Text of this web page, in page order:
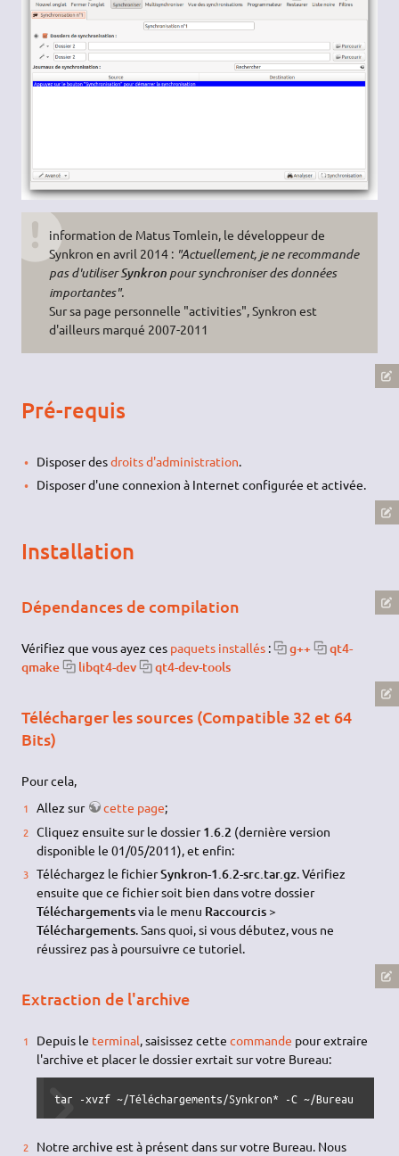
information de Matus Tomlein, le développeur de
Synkron en avril 2014 : "Actuellement, je ne recommande
pas d'utiliserSynkronpour synchroniser des données
importantes".
Sur sa page personnelle "activities", Synkron est
d'ailleurs marqué 2007-2011
Pré-requis
Disposer desdroits d'administration
Disposer d'une connexion à Internet configurée et activée.
Installation
Dépendances de compilation
Vérifiez que vous ayez ces paquets installés : g++
qt4-
qmake
libqt4-dev qt4-dev-tools
Télécharger les sources (Compatible 32 et 64
Bits)
Pour cela,
Allez sur
cette page;
Cliquez ensuite sur le dossier1.6.2 (dernière version
disponible le 01/05/2011), et enfin:
Téléchargez le fichierSynkron-1.6.2-src.tar.gz. Vérifiez
ensuite que ce fichier soit bien dans votre dossier
Téléchargementsvia le menu Raccourcis >
Téléchargements. Sans quoi, si vous débutez, vous ne
réussirez pas à poursuivre ce tutoriel.
Extraction de l'archive
Depuis le terminal, saisissez cette commande pour extraire
l'archive et placer le dossier exrtait sur votre Bureau:
tar -xvzf ~/Téléchargements/Synkron* -C ~/Bureau
Notre archive est à présent dans sur votre Bureau. Nous